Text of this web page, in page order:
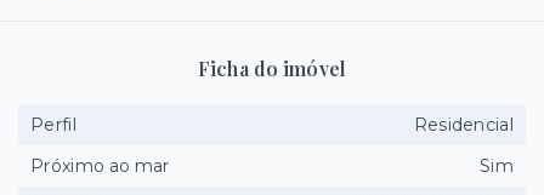
Ficha do imóvel
Perfil
Residencial
Próximo ao mar
Sim